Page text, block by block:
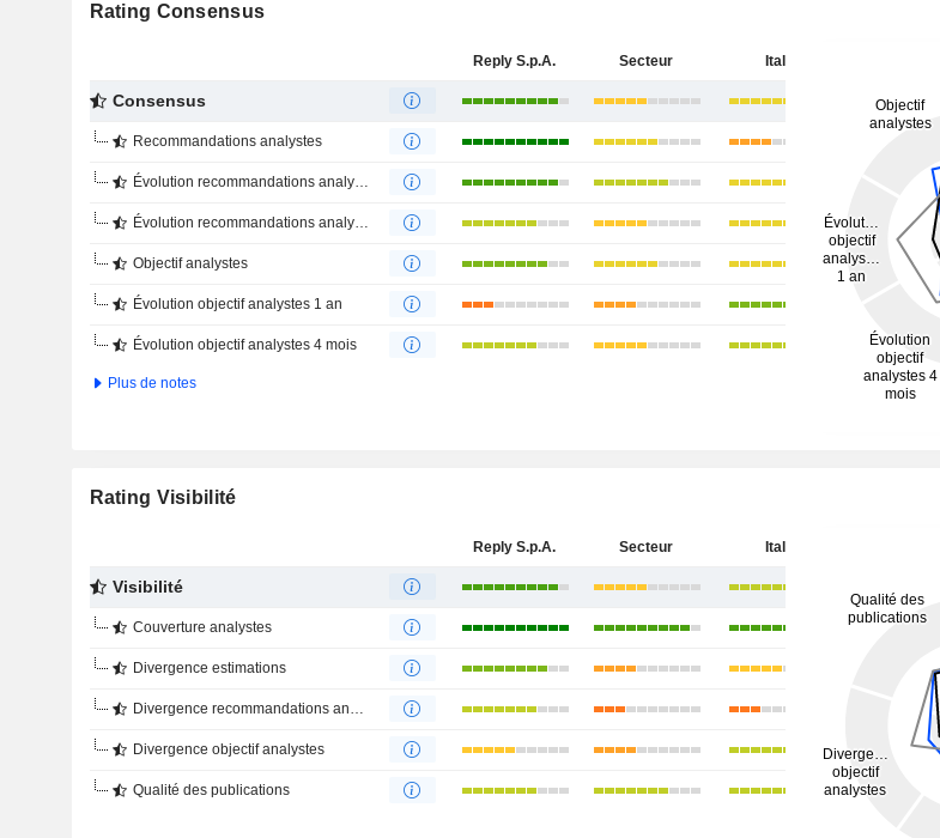
Rating Consensus
Reply S.p.A. Secteur Italie
Consensus
Recommandations analystes
Évolution recommandations analystes 1 an
Évolution recommandations analystes 4 mois
Objectif analystes
Évolution objectif analystes 1 an
Évolution objectif analystes 4 mois
Plus de notes
Rating Visibilité
Reply S.p.A. Secteur Italie
Visibilité
Couverture analystes
Divergence estimations
Divergence recommandations analystes
Divergence objectif analystes
Qualité des publications